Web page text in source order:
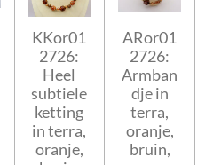
KKor01
2726:
Heel
subtiele
ketting
in terra,
oranje,
ARor01
2726:
Armban
dje in
terra,
oranje,
bruin,